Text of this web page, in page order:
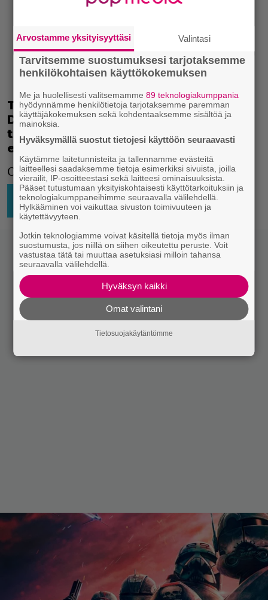
Tänään vietetään Star Wars -päivää –
Disney Plussaan lisättiin uutta SW-
tavaraa: mm. The Bad Batch -sarjan
ensimmäinen osa
Olkoon voima kanssanne!
HOLLYWOOD
SUORATOISTO
TV-SARJAT
4.5.2021
18:01
Niko
Arvostamme yksityisyyttäsi Valintasi
Tarvitsemme suostumuksesi tarjotaksemme
henkilökohtaisen käyttökokemuksen
Me ja huolellisesti valitsemamme89 teknologiakumppania
hyödynnämme henkilötietoja tarjotaksemme paremman
käyttäjäkokemuksen sekä kohdentaaksemme sisältöä ja
mainoksia.
Hyväksymällä suostut tietojesi käyttöön seuraavasti
Käytämme laitetunnisteita ja tallennamme evästeitä
laitteellesi saadaksemme tietoja esimerkiksi sivuista, joilla
vierailit, IP-osoitteestasi sekä laitteesi ominaisuuksista.
Pääset tutustumaan yksityiskohtaisesti käyttötarkoituksiin ja
teknologiakumppaneihimme seuraavalla välilehdellä.
Hylkääminen voi vaikuttaa sivuston toimivuuteen ja
käytettävyyteen.
Jotkin teknologiamme voivat käsitellä tietoja myös ilman
suostumusta, jos niillä on siihen oikeutettu peruste. Voit
vastustaa tätä tai muuttaa asetuksiasi milloin tahansa
seuraavalla välilehdellä.
Hyväksyn kaikki
Omat valintani
Tietosuojakäytäntömme